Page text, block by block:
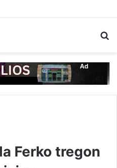
Ferko tregon